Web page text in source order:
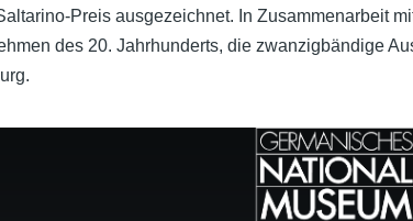
Preis ausgezeichnet. In Zusammenarbeit
des 20. Jahrhunderts, die zwanzigbändige